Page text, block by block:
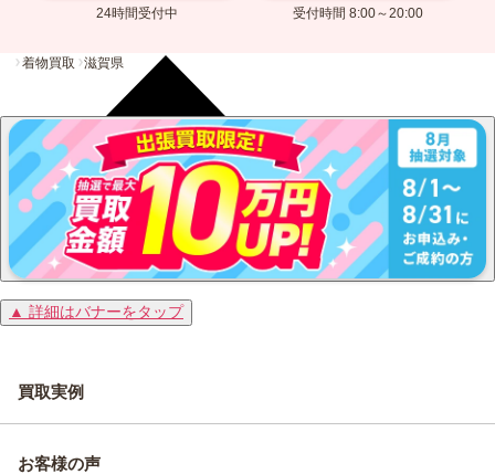
24時間受付中 受付時間 8:00～20:00
着物買取 滋賀県
▲ 詳細はバナーをタップ
買取実例
お客様の声